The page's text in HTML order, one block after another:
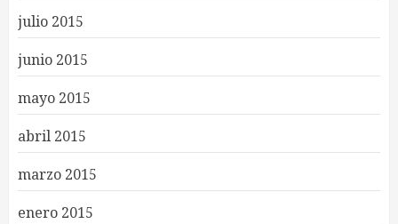
julio 2015
junio 2015
mayo 2015
abril 2015
marzo 2015
enero 2015